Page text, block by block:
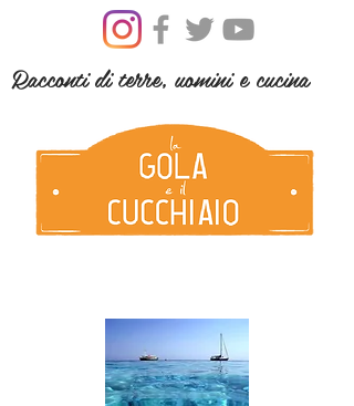
Racconti di terre, uomini e cucina